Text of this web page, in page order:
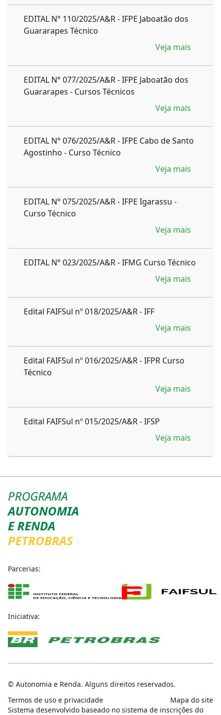
EDITAL N° 110/2025/A&R - IFPE Jaboatão dos
Guararapes Técnico
Veja mais
EDITAL N° 077/2025/A&R - IFPE Jaboatão dos
Guararapes - Cursos Técnicos
Veja mais
EDITAL N° 076/2025/A&R - IFPE Cabo de Santo
Agostinho - Curso Técnico
Veja mais
EDITAL N° 075/2025/A&R - IFPE Igarassu -
Curso Técnico
Veja mais
EDITAL N° 023/2025/A&R - IFMG Curso Técnico
Veja mais
Edital FAIFSul nº 018/2025/A&R - IFF
Veja mais
Edital FAIFSul nº 016/2025/A&R - IFPR Curso
Técnico
Veja mais
Edital FAIFSul nº 015/2025/A&R - IFSP
Veja mais
PROGRAMA
AUTONOMIA
E RENDA
PETROBRAS
Parcerias:
Iniciativa:
© Autonomia e Renda. Alguns direitos reservados.
Termos de uso e privacidade
Mapa do site
Sistema desenvolvido baseado no sistema de inscrições do